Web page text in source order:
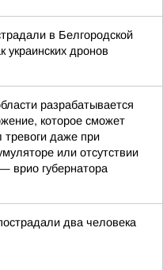
в Белгородской
украинских дронов
разрабатывается
которое сможет
тревоги даже при
или отсутствии
врио губернатора
два человека